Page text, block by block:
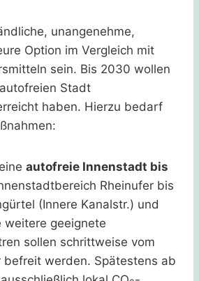
unangenehme,
Option im Vergleich mit
sein. Bis 2030 wollen
Stadt
haben. Hierzu bedarf
autofreie Innenstadt bis
Rheinufer bis
(Innere Kanalstr.) und
weitere geeignete
sollen schrittweise vom
befreit werden. Spätestens ab